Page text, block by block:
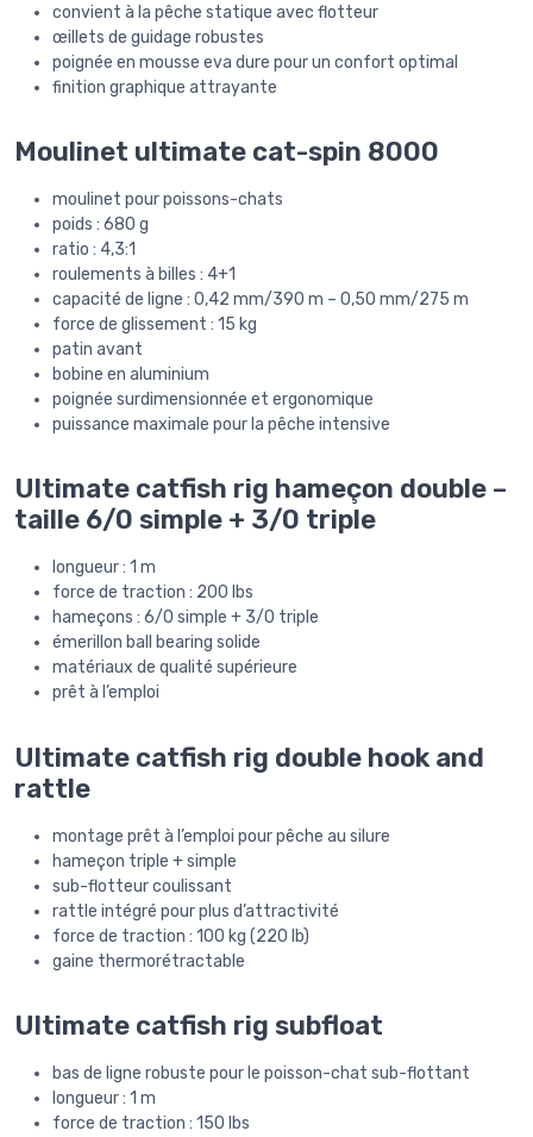
convient à la pêche statique avec flotteur
œillets de guidage robustes
poignée en mousse eva dure pour un confort optimal
finition graphique attrayante
Moulinet ultimate cat-spin 8000
moulinet pour poissons-chats
poids : 680 g
ratio : 4,3:1
roulements à billes : 4+1
capacité de ligne : 0,42 mm/390 m – 0,50 mm/275 m
force de glissement : 15 kg
patin avant
bobine en aluminium
poignée surdimensionnée et ergonomique
puissance maximale pour la pêche intensive
Ultimate catfish rig hameçon double –
taille 6/0 simple + 3/0 triple
longueur : 1 m
force de traction : 200 lbs
hameçons : 6/0 simple + 3/0 triple
émerillon ball bearing solide
matériaux de qualité supérieure
prêt à l’emploi
Ultimate catfish rig double hook and
rattle
montage prêt à l’emploi pour pêche au silure
hameçon triple + simple
sub-flotteur coulissant
rattle intégré pour plus d’attractivité
force de traction : 100 kg (220 lb)
gaine thermorétractable
Ultimate catfish rig subfloat
bas de ligne robuste pour le poisson-chat sub-flottant
longueur : 1 m
force de traction : 150 lbs